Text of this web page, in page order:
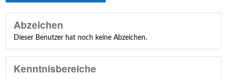
Abzeichen
Dieser Benutzer hat noch keine Abzeichen.
Kenntnisbereiche